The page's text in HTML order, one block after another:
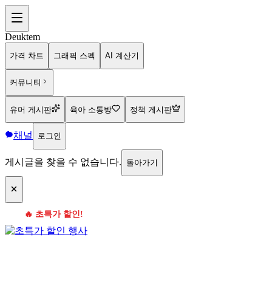
Deuktem
가격 차트 그래픽 스펙 AI 계산기
커뮤니티
유머 게시판 육아 소통방 정책 게시판
채널 로그인
게시글을 찾을 수 없습니다. 돌아가기
🔥 초특가 할인!